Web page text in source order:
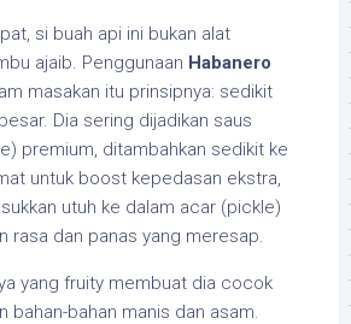
si buah api ini bukan alat
ajaib. Penggunaan Habanero
masakan itu prinsipnya: sedikit
Dia sering dijadikan saus
premium, ditambahkan sedikit ke
untuk boost kepedasan ekstra,
utuh ke dalam acar (pickle)
rasa dan panas yang meresap.
yang fruity membuat dia cocok
bahan-bahan manis dan asam.